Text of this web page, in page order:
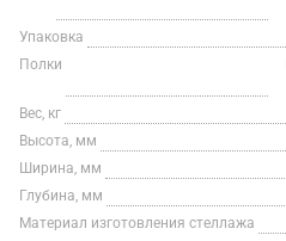
Упаковка
Полки
Вес, кг
Высота, мм
Ширина, мм
Глубина, мм
Материал изготовления стеллажа